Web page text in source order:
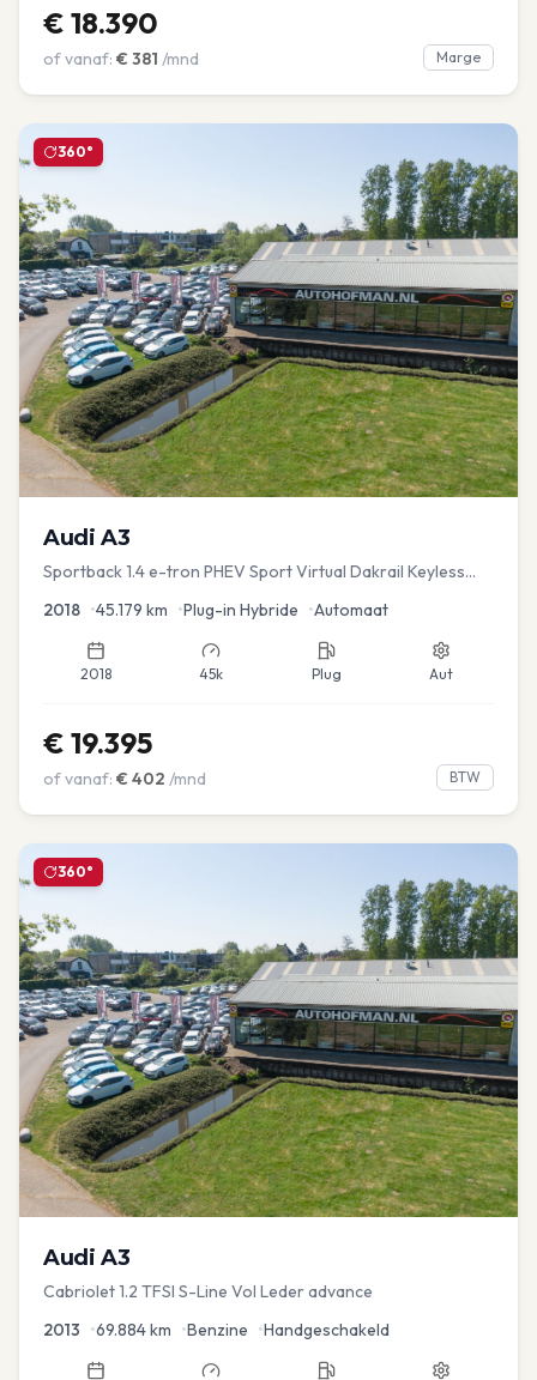
€ 18.390
of vanaf: € 381 /mnd Marge
360°
Audi A3
Sportback 1.4 e-tron PHEV Sport Virtual Dakrail Keyless
2018 •45.179 km •Plug-in Hybride •Automaat
2018 45k Plug Aut
€ 19.395
of vanaf: € 402 /mnd BTW
360°
Audi A3
Cabriolet 1.2 TFSI S-Line Vol Leder advance
2013 •69.884km •Benzine •Handgeschakeld